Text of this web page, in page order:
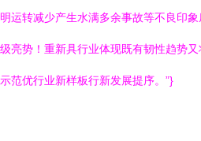
运转减少产生水满多余事故等不良印
亮势！重新具行业体现既有韧性趋势
范优行业新样板行新发展提序。”}